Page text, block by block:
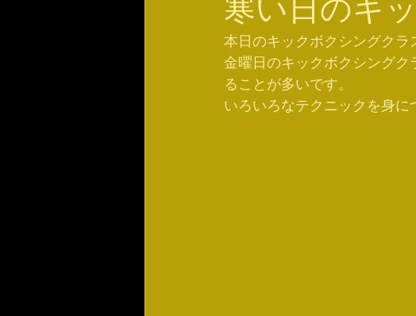
寒い日のキ
本日のキックボクシングクラ
金曜日のキックボクシング
ることが多いです。
いろいろなテクニックを身に